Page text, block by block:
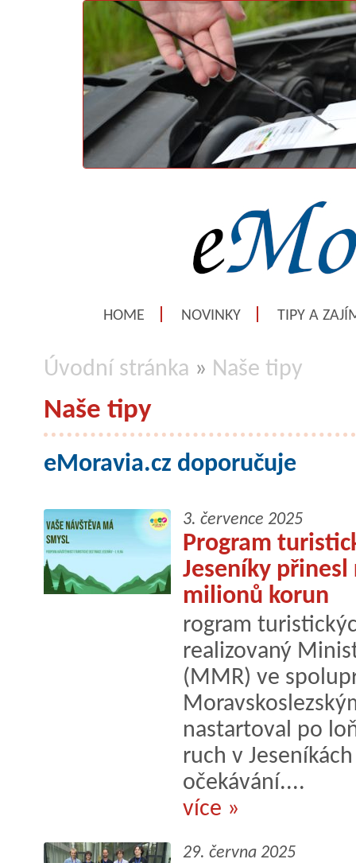
HOME NOVINKY TIPY A
Úvodní stránka » Naše tipy
Naše tipy
eMoravia.cz doporučuje
3. července 2025
Program
Jeseníky
milionů korun
rogram
realizovaný
(MMR) ve
nastartoval po
ruch v
očekávání....
více »
29. června 2025